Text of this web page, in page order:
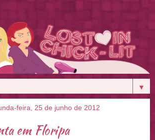
▼
feira, 25 de junho de 2012
em Floripa